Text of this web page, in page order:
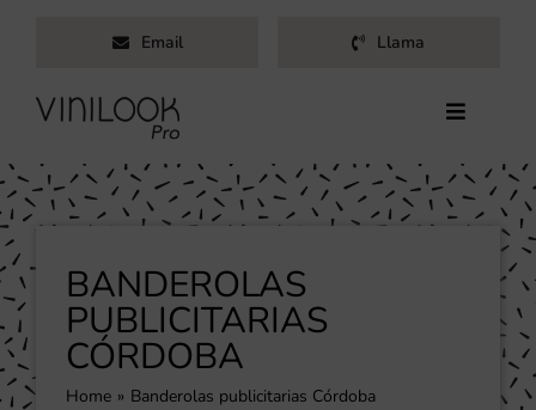
contenido
Email Llama
Toggle
Inicio
Servicios
Productos
Trabajos
Nosotros
Blog
BANDEROLAS
PUBLICITARIAS
CÓRDOBA
Home Banderolas publicitarias Córdoba